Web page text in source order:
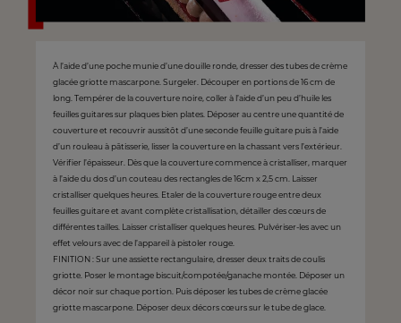
À l’aide d’une poche munie d’une douille ronde, dresser des tubes de crème
glacée griotte mascarpone. Surgeler. Découper en portions de 16 cm de
long. Tempérer de la couverture noire, coller à l’aide d’un peu d’huile les
feuilles guitares sur plaques bien plates. Déposer au centre une quantité de
couverture et recouvrir aussitôt d’une seconde feuille guitare puis à l’aide
d’un rouleau à pâtisserie, lisser la couverture en la chassant vers l’extérieur.
Vérifier l’épaisseur. Dès que la couverture commence à cristalliser, marquer
à l’aide du dos d’un couteau des rectangles de 16cm x 2,5 cm. Laisser
cristalliser quelques heures. Etaler de la couverture rouge entre deux
feuilles guitare et avant complète cristallisation, détailler des cœurs de
différentes tailles. Laisser cristalliser quelques heures. Pulvériser-les avec un
effet velours avec de l’appareil à pistoler rouge.
FINITION : Sur une assiette rectangulaire, dresser deux traits de coulis
griotte. Poser le montage biscuit/compotée/ganache montée. Déposer un
décor noir sur chaque portion. Puis déposer les tubes de crème glacée
griotte mascarpone. Déposer deux décors cœurs sur le tube de glace.